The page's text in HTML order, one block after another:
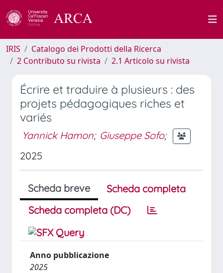
IRIS
Catalogo dei Prodotti della Ricerca
2 Contributo su rivista
2.1 Articolo su rivista
Écrire et traduire à plusieurs : des
projets pédagogiques riches et
variés
Yannick Hamon; Giuseppe Sofo;
2025
Scheda breve
Scheda completa
Scheda completa (DC)
Anno pubblicazione
2025